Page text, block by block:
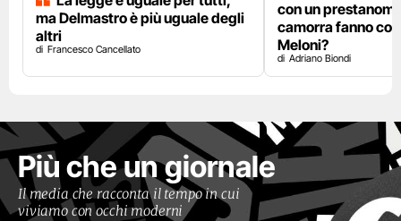
ma Delmastro è più uguale degli
altri
Francesco Cancellato
con un
camorra fanno
Meloni?
Adriano Biondi
Più che un giornale
Il media che racconta il tempo in cui
viviamo con occhi moderni